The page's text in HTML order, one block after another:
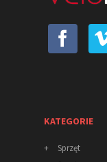
KATEGORIE
+
Sprzęt